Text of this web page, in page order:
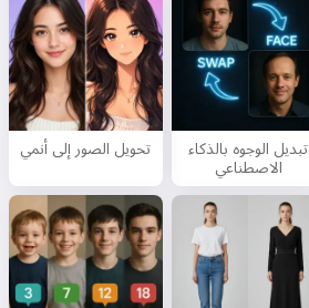
تبديل الوجوه بالذكاء
الاصطناعي
تحويل الصور إلى أنمي